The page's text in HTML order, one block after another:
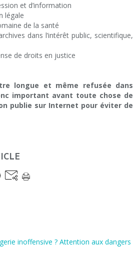
et d’information
légale
de la santé
dans l’intérêt public, scientifique,
de droits en justice
longue et même refusée dans
important avant toute chose de
publie sur Internet pour éviter de